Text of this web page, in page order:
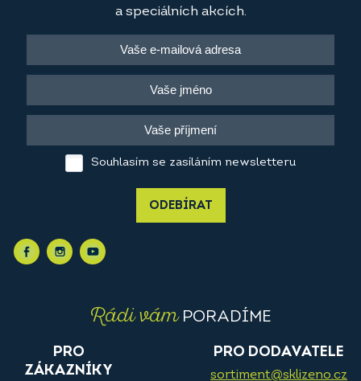
a speciálních akcích.
Souhlasím se zasíláním newsletteru
ODEBÍRAT
Rádi vámPORADÍME
PRO
ZÁKAZNÍKY
PRO DODAVATELE
sortiment@sklizeno.cz